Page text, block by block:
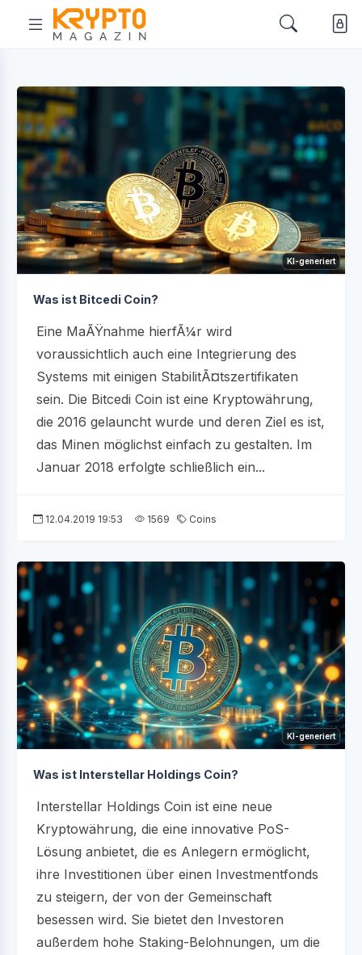
KI-generiert
Was ist Bitcedi Coin?
Eine MaÃŸnahme hierfÃ¼r wird
voraussichtlich auch eine Integrierung des
Systems mit einigen StabilitÃ¤tszertifikaten
sein. Die Bitcedi Coin ist eine Kryptowährung,
die 2016 gelauncht wurde und deren Ziel es ist,
das Minen möglichst einfach zu gestalten. Im
Januar 2018 erfolgte schließlich ein...
12.04.2019 19:53 1569 Coins
KI-generiert
Was ist Interstellar Holdings Coin?
Interstellar Holdings Coin ist eine neue
Kryptowährung, die eine innovative PoS-
Lösung anbietet, die es Anlegern ermöglicht,
ihre Investitionen über einen Investmentfonds
zu steigern, der von der Gemeinschaft
besessen wird. Sie bietet den Investoren
außerdem hohe Staking-Belohnungen, um die